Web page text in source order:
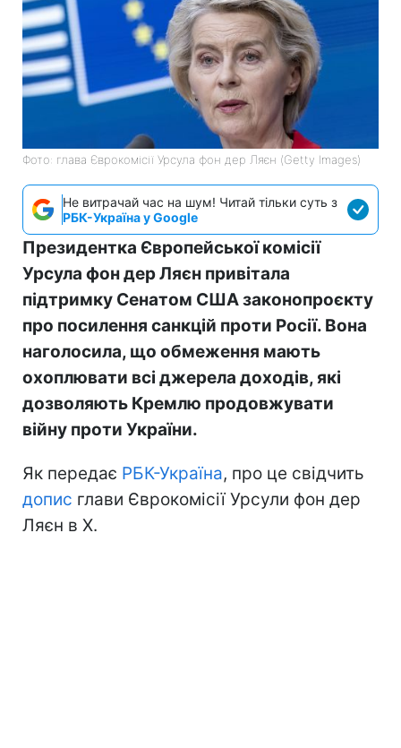
Фото: глава Єврокомісії Урсула фон дер Ляєн (Getty Images)
Не витрачай час на шум! Читай тільки суть з
РБК-Україна у Google
Президентка Європейської комісії
Урсула фон дер Ляєн привітала
підтримку Сенатом США законопроєкту
про посилення санкцій проти Росії. Вона
наголосила, що обмеження мають
охоплювати всі джерела доходів, які
дозволяють Кремлю продовжувати
війну проти України.
Як передає РБК-Україна, про це свідчить
допис глави Єврокомісії Урсули фон дер
Ляєн в Х.